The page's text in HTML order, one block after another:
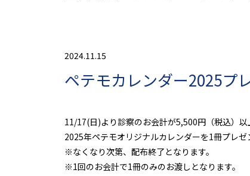
2024.11.15
ペテモカレンダー2025プ
11/17(日)より診察のお会計が5,500円（税込）
2025年ペテモオリジナルカレンダーを1冊プレ
※なくなり次第、配布終了となります。
※1回のお会計で1冊のみのお渡しとなります。